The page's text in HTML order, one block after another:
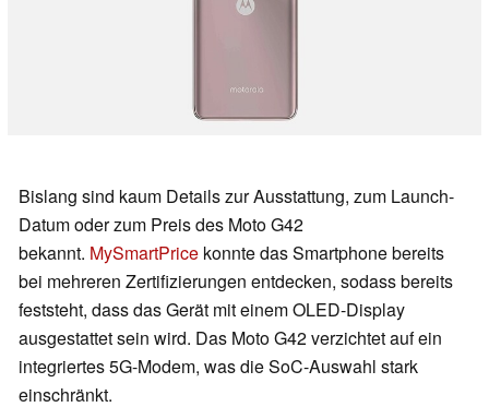
Bislang sind kaum Details zur Ausstattung, zum Launch-
Datum oder zum Preis des Moto G42
bekannt. MySmartPrice konnte das Smartphone bereits
bei mehreren Zertifizierungen entdecken, sodass bereits
feststeht, dass das Gerät mit einem OLED-Display
ausgestattet sein wird. Das Moto G42 verzichtet auf ein
integriertes 5G-Modem, was die SoC-Auswahl stark
einschränkt.